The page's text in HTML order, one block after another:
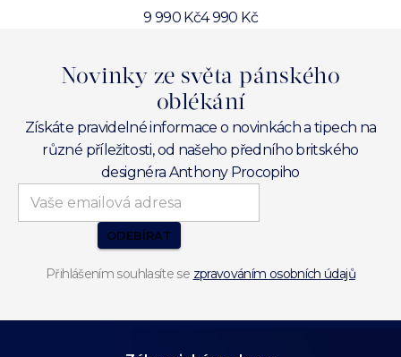
9 990 Kč4 990 Kč
Novinky ze světa pánského
oblékání
Získáte pravidelné informace o novinkách a tipech na
různé příležitosti, od našeho předního britského
designéra Anthony Procopiho
ODEBÍRAT
Přihlášením souhlasíte se zpravováním osobních údajů